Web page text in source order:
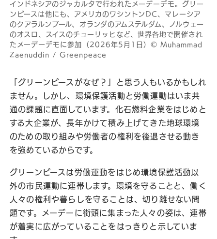
インドネシアのジャカルタで行われたメーデーデモ。グリー
ンピースは他にも、アメリカのワシントンDC、マレーシア
のクアラルンプール、オランダのアムステルダム、ノルウェー
のオスロ、スイスのチューリッヒなど、世界各地で開催され
たメーデーデモに参加（2026年5月1日）© Muhammad
Zaenuddin / Greenpeace
「グリーンピースがなぜ？」と思う人もいるかもしれ
ません。しかし、環境保護活動と労働運動はいま共
通の課題に直面しています。化石燃料企業をはじめと
する大企業が、長年かけて積み上げてきた地球環境
のための取り組みや労働者の権利を後退させる動き
を強めているからです。
グリーンピースは労働運動をはじめ環境保護活動以
外の市民運動に連帯します。環境を守ることと、働く
人々の権利や暮らしを守ることは、切り離せない問
題です。メーデーに街頭に集まった人々の姿は、連帯
が着実に広がっていることをはっきりと示していま